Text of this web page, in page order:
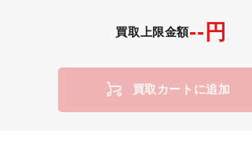
買取上限金額--円
買取カートに追加